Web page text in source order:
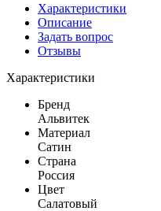
Характеристики
Описание
Задать вопрос
Отзывы
Характеристики
Бренд
Альвитек
Материал
Сатин
Страна
Россия
Цвет
Салатовый